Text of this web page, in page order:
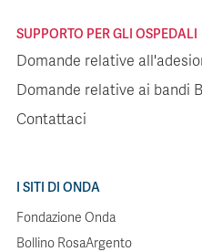
SUPPORTO PER GLI OSPEDALI
Domande relative
Domande relative ai bandi
Contattaci
I SITI DI ONDA
Fondazione Onda
Bollino RosaArgento